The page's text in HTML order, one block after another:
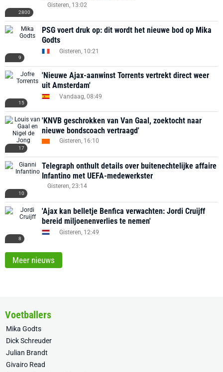
2800
Gisteren, 13:02
9
PSG voert druk op: dit wordt het nieuwe bod op Mika
Godts
Gisteren, 10:21
15
'Nieuwe Ajax-aanwinst Torrents vertrekt direct weer
uit Amsterdam'
Vandaag, 08:49
17
'KNVB geschrokken van Van Gaal, zoektocht naar
nieuwe bondscoach vertraagd'
Gisteren, 16:10
10
Telegraph onthult details over buitenechtelijke affaire
Infantino met UEFA-medewerkster
Gisteren, 23:14
8
'Ajax kan belletje Benfica verwachten: Jordi Cruijff
bereid miljoenenverlies te nemen'
Gisteren, 12:49
Meer nieuws
Voetballers
Mika Godts
Dick Schreuder
Julian Brandt
Givairo Read